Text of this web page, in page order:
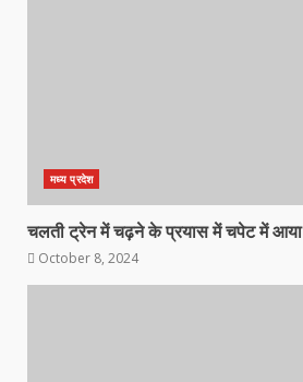
मध्य प्रदेश
चलती ट्रेन में चढ़ने के प्रयास में चपेट में आया
October 8, 2024